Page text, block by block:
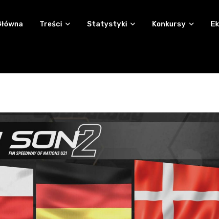
Treści Statystyki Konkursy